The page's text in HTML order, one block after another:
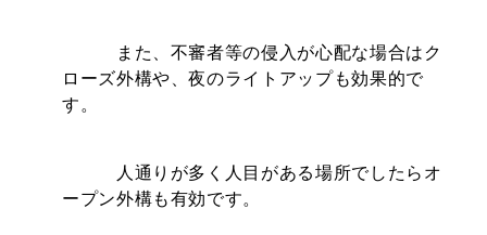
また、不審者等の侵入が心配な場合はク
ローズ外構や、夜のライトアップも効果的で
す。
人通りが多く人目がある場所でしたらオ
ープン外構も有効です。